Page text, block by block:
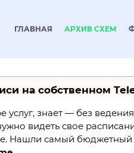
ГЛАВНАЯ АРХИВ СХЕМ
на собственном
услуг, знает — без
видеть свое
Нашли самый